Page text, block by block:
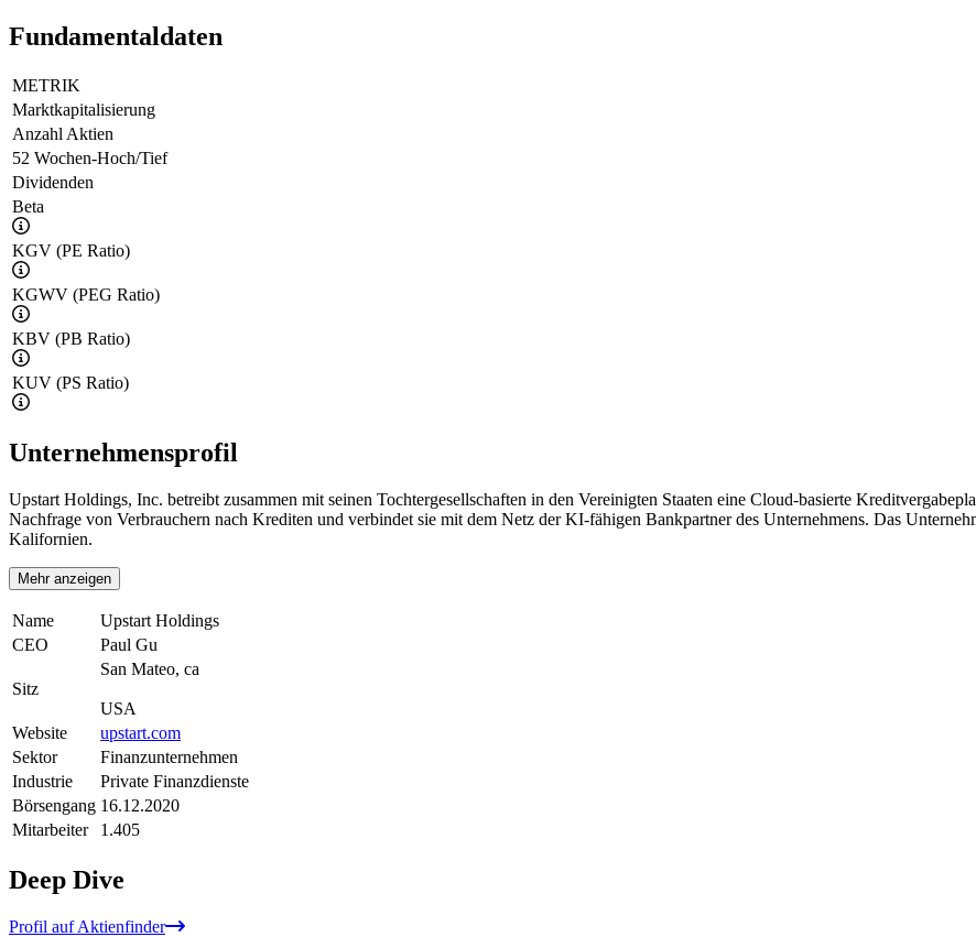
Fundamentaldaten
METRIK
Marktkapitalisierung
Anzahl Aktien
52 Wochen-Hoch/Tief
Dividenden
Beta
KGV (PE Ratio)
KGWV (PEG Ratio)
KBV (PB Ratio)
KUV (PS Ratio)
Unternehmensprofil
Upstart Holdings, Inc. betreibt zusammen mit seinen Tochtergesellschaften in den Vereinigten Staaten eine Cloud-basierte
Nachfrage von Verbrauchern nach Krediten und verbindet sie mit dem Netz der KI-fähigen Bankpartner des Unternehmens. Das
Kalifornien.
Mehr anzeigen
Name
Upstart Holdings
CEO
Paul Gu
Sitz
San Mateo, ca
USA
Website
upstart.com
Sektor
Finanzunternehmen
Industrie
Private Finanzdienste
Börsengang 16.12.2020
Mitarbeiter
1.405
Deep Dive
Profil auf Aktienfinder